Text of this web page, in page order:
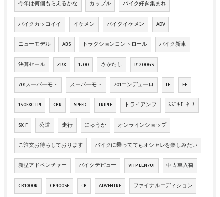
今年は何個もらえるかな カップル バイク好き集まれ
バイクカッコイイ イケメン バイクイケメン ADV
ニューモデル ABS トラクションコントロール バイク新車
決算セール ZRX 1200 さかたし R1200GS
701スーパーモト スーパーモト 701エンデューロ TE FE
150EXC TPI CBR SPEED TRIPLE トライアンフ ｽｽﾞｷﾓｰﾀｰｽ
SX-F 公道 走行 にゅうか オンラインショップ
ご注文お待ちしております バイクに乗っててもオシャレを楽しみたい
新型アドベンチャー バイクデビュー VITPILEN701 中古車入荷
CB1000R CB400SF CB ADVENTRE ファイナルエディション